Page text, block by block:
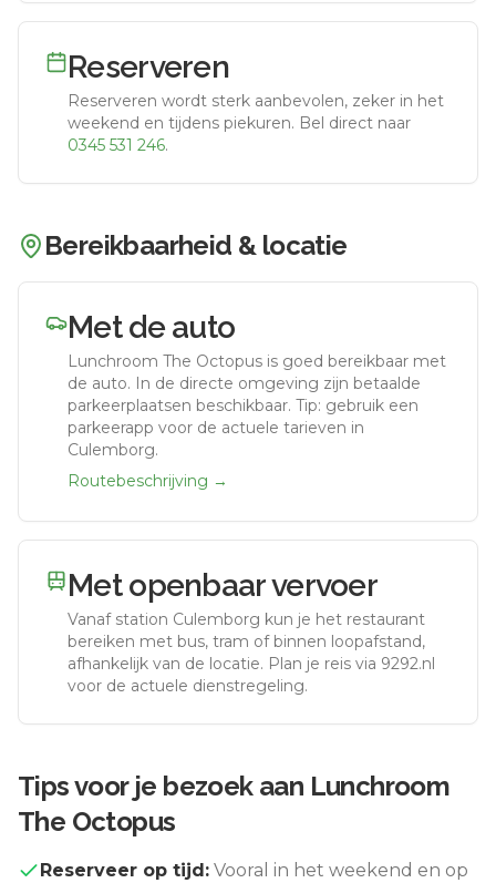
Reserveren
Reserveren wordt sterk aanbevolen, zeker in het
weekend en tijdens piekuren. Bel direct naar
0345 531 246.
Bereikbaarheid & locatie
Met de auto
Lunchroom The Octopus is goed bereikbaar met
de auto. In de directe omgeving zijn betaalde
parkeerplaatsen beschikbaar. Tip: gebruik een
parkeerapp voor de actuele tarieven in
Culemborg.
Routebeschrijving →
Met openbaar vervoer
Vanaf station Culemborg kun je het restaurant
bereiken met bus, tram of binnen loopafstand,
afhankelijk van de locatie. Plan je reis via 9292.nl
voor de actuele dienstregeling.
Tips voor je bezoek aan Lunchroom
The Octopus
Reserveer op tijd: Vooral in het weekend en op